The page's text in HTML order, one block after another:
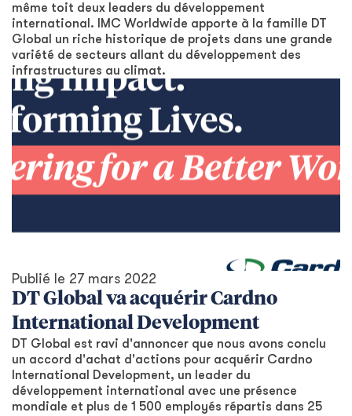
même toit deux leaders du développement
international. IMC Worldwide apporte à la famille DT
Global un riche historique de projets dans une grande
variété de secteurs allant du développement des
infrastructures au climat.
Publié le 27 mars 2022
DT Global va acquérir Cardno
International Development
DT Global est ravi d'annoncer que nous avons conclu
un accord d'achat d'actions pour acquérir Cardno
International Development, un leader du
développement international avec une présence
mondiale et plus de 1 500 employés répartis dans 25